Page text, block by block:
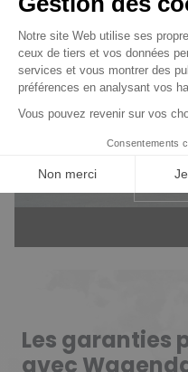
Wagendass
durabilité
Pièces
En
Les garanties
avec